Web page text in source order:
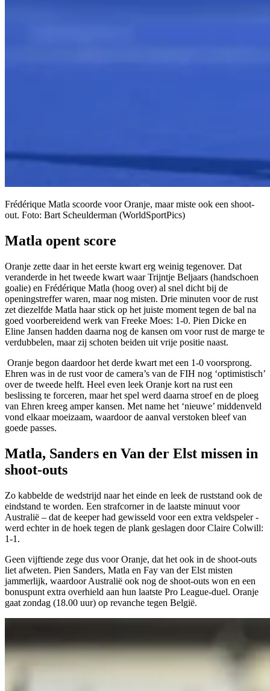
Frédérique Matla scoorde voor Oranje, maar miste ook een shoot-
out. Foto: Bart Scheulderman (WorldSportPics)
Matla opent score
Oranje zette daar in het eerste kwart erg weinig tegenover. Dat
veranderde in het tweede kwart waar Trijntje Beljaars (handschoen
goalie) en Frédérique Matla (hoog over) al snel dicht bij de
openingstreffer waren, maar nog misten. Drie minuten voor de rust
zet diezelfde Matla haar stick op het juiste moment tegen de bal na
goed voorbereidend werk van Freeke Moes: 1-0. Pien Dicke en
Eline Jansen hadden daarna nog de kansen om voor rust de marge te
verdubbelen, maar zij schoten beiden uit vrije positie naast.
Oranje begon daardoor het derde kwart met een 1-0 voorsprong.
Ehren was in de rust voor de camera’s van de FIH nog ‘optimistisch’
over de tweede helft. Heel even leek Oranje kort na rust een
beslissing te forceren, maar het spel werd daarna stroef en de ploeg
van Ehren kreeg amper kansen. Met name het ‘nieuwe’ middenveld
vond elkaar moeizaam, waardoor de aanval verstoken bleef van
goede passes.
Matla, Sanders en Van der Elst missen in
shoot-outs
Zo kabbelde de wedstrijd naar het einde en leek de ruststand ook de
eindstand te worden. Een strafcorner in de laatste minuut voor
Australië – dat de keeper had gewisseld voor een extra veldspeler -
werd echter in de hoek tegen de plank geslagen door Claire Colwill:
1-1.
Geen vijftiende zege dus voor Oranje, dat het ook in de shoot-outs
liet afweten. Pien Sanders, Matla en Fay van der Elst misten
jammerlijk, waardoor Australië ook nog de shoot-outs won en een
bonuspunt extra overhield aan hun laatste Pro League-duel. Oranje
gaat zondag (18.00 uur) op revanche tegen België.